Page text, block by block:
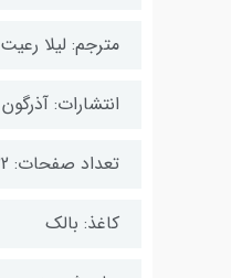
مترجم: لیلا رعیت
انتشارات: آذرگون
تعداد صفحات: 332
کاغذ: بالک